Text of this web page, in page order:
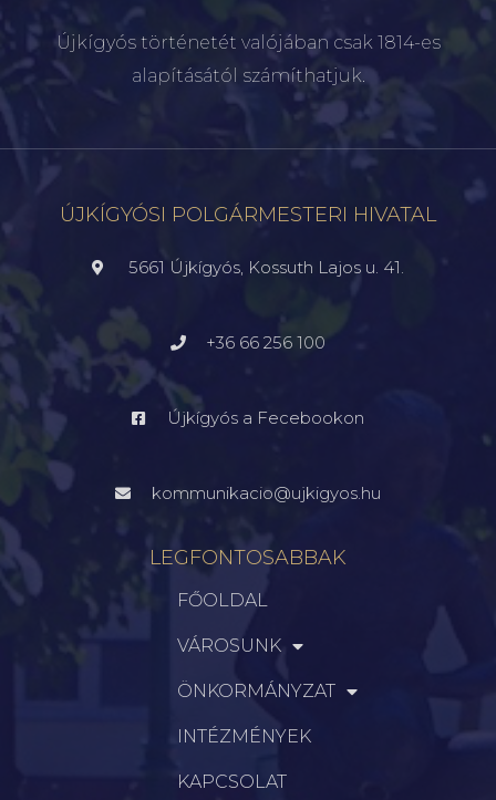
Újkígyós történetét valójában csak 1814-es
alapításától számíthatjuk.
ÚJKÍGYÓSI POLGÁRMESTERI HIVATAL
5661 Újkígyós, Kossuth Lajos u. 41.
+36 66 256 100
Újkígyós a Fecebookon
kommunikacio@ujkigyos.hu
LEGFONTOSABBAK
FŐOLDAL
VÁROSUNK
ÖNKORMÁNYZAT
INTÉZMÉNYEK
KAPCSOLAT